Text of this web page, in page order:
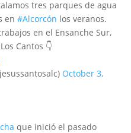
tres parques de agua
en#Alcorcón los veranos.
en el Ensanche Sur,
Cantos 👇
October 3,
que inició el pasado